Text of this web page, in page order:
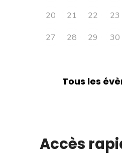
20
21 22 23
27
28 29 30
Tous les
Accès